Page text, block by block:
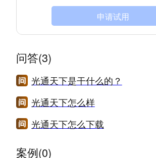
申请试用
问答(3)
光通天下是干什么的？
光通天下怎么样
光通天下怎么下载
案例(0)